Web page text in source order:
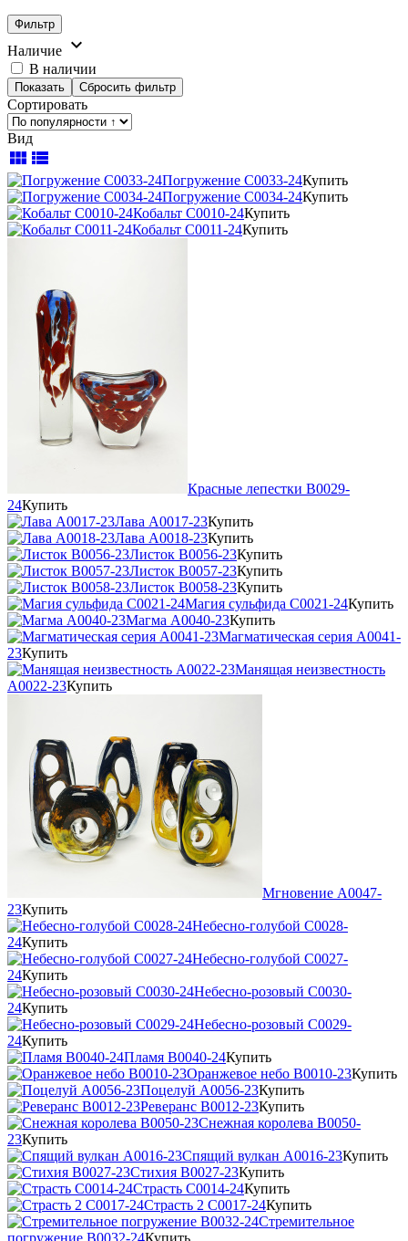
Фильтр
Наличие keyboard_arrow_down
В наличии
Сортировать
Вид
view_module view_list
Погружение С0033-24Купить
Погружение С0034-24Купить
Кобальт С0010-24Купить
Кобальт С0011-24Купить
Красные лепестки В0029-
24Купить
Лава А0017-23Купить
Лава А0018-23Купить
Листок В0056-23Купить
Листок В0057-23Купить
Листок В0058-23Купить
Магия сульфида С0021-24Купить
Магма А0040-23Купить
Магматическая серия А0041-
23Купить
Манящая неизвестность
А0022-23Купить
Мгновение А0047-
23Купить
Небесно-голубой С0028-
24Купить
Небесно-голубой С0027-
24Купить
Небесно-розовый С0030-
24Купить
Небесно-розовый С0029-
24Купить
Пламя В0040-24Купить
Оранжевое небо В0010-23Купить
Поцелуй А0056-23Купить
Реверанс В0012-23Купить
Снежная королева В0050-
23Купить
Спящий вулкан А0016-23Купить
Стихия В0027-23Купить
Страсть С0014-24Купить
Страсть 2 С0017-24Купить
Стремительное
погружение В0032-24Купить